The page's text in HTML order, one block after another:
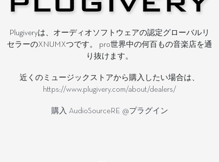
Plugiveryは、オーディオソフトウェアの認定グローバルリ
セラーのXNUMXつです。 pro世界中の何百もの音楽店を通
り抜けます。
近くのミュージックストアから購入したい場合は、
https://www.plugivery.com/about/dealers/
購入 AudioSourceRE @プラグイン